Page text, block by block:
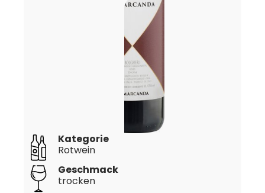
Geschmack
trocken
Kategorie
Rotwein